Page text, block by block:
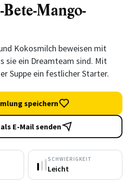
Mango-
Kokosmilch beweisen mit
sie ein Dreamteam sind. Mit
Suppe ein festlicher Starter.
speichern
E-Mail senden
SCHWIERIGKEIT
Leicht